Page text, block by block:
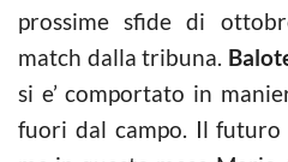
prossime sfide di
match dalla tribuna.
si e’ comportato in
fuori dal campo. Il futuro